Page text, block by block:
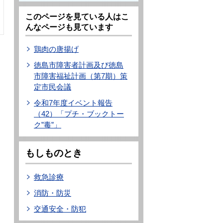
このページを見ている人はこ
んなページも見ています
鶏肉の唐揚げ
徳島市障害者計画及び徳島
市障害福祉計画（第7期）策
定市民会議
令和7年度イベント報告
（42）「プチ・ブックトー
ク”毒”」
もしものとき
救急診療
消防・防災
交通安全・防犯